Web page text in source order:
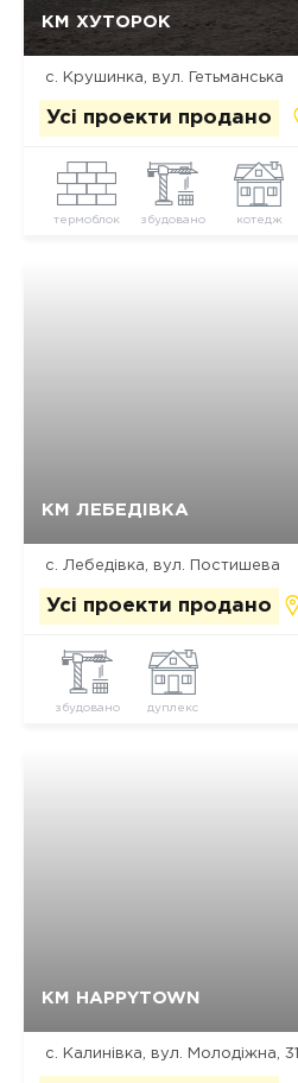
КМ ХУТОРОК
с. Крушинка, вул. Гетьманська
Усі проекти продано
термоблок збудовано котедж
Так, видалити
КМ ЛЕБЕДІВКА
с. Лебедівка, вул. Постишева
Усі проекти продано
збудовано дуплекс
Так, видалити
КМ HAPPYTOWN
с. Калинівка, вул. Молодіжна, 31
Так, видалити